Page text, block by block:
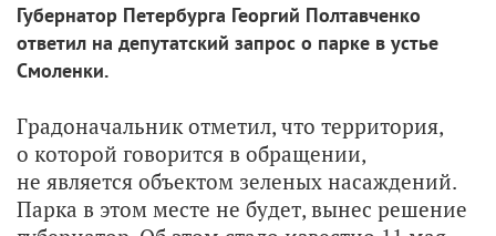
Губернатор Петербурга Георгий Полтавченко
ответил на депутатский запрос о парке в устье
Смоленки.
Градоначальник отметил, что территория,
о которой говорится в обращении,
не является объектом зеленых насаждений.
Парка в этом месте не будет, вынес решение